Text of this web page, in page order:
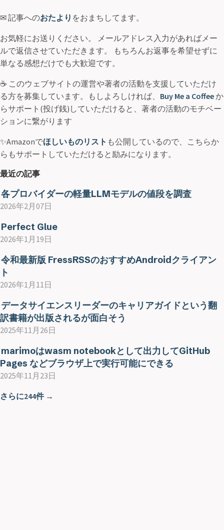
✉ 記事へのおたより をおまちしてます。
お気軽にお送りください。 メールアドレス入力があればメー
ルで返信させていただきます。 もちろんお返事を希望せずに
単なる感想だけでも大歓迎です。
☕ このウェブサイトの運営や著者の活動を支援していただけ
る方を募集しています。もしよろしければ、 Buy Me a Coffeeか
らサポート(投げ銭)していただけると、著者の活動のモチベー
ションに繋がります
✨Amazonでほしいものリスト も公開しているので、こちらか
らもサポートしていただけると励みになります。
最近の記事
各プロバイダーの軽量LLMモデルの値段を調査
2026年2月07日
Perfect Glue
2026年1月19日
令和最新版 FressRSSのおすすめAndroidクライアン
ト
2026年1月11日
データサイエンスリーダーのキャリアガイドという翻
訳書籍が出版されるが面白そう
2025年11月26日
marimoはwasm notebookとして出力してGitHub
Pages などブラウザ上で実行可能にできる
2025年11月23日
さらに244件 →